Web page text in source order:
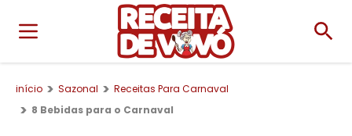
início Sazonal
Receitas Para Carnaval
8 Bebidas para o Carnaval